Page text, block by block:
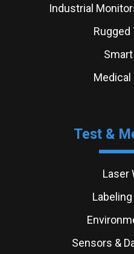
Industrial
Rugged
Medical
Test &
Laser
Sensors &